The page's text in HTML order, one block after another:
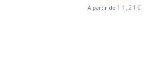
Note 5.00
sur 5
À partir de 11,21€